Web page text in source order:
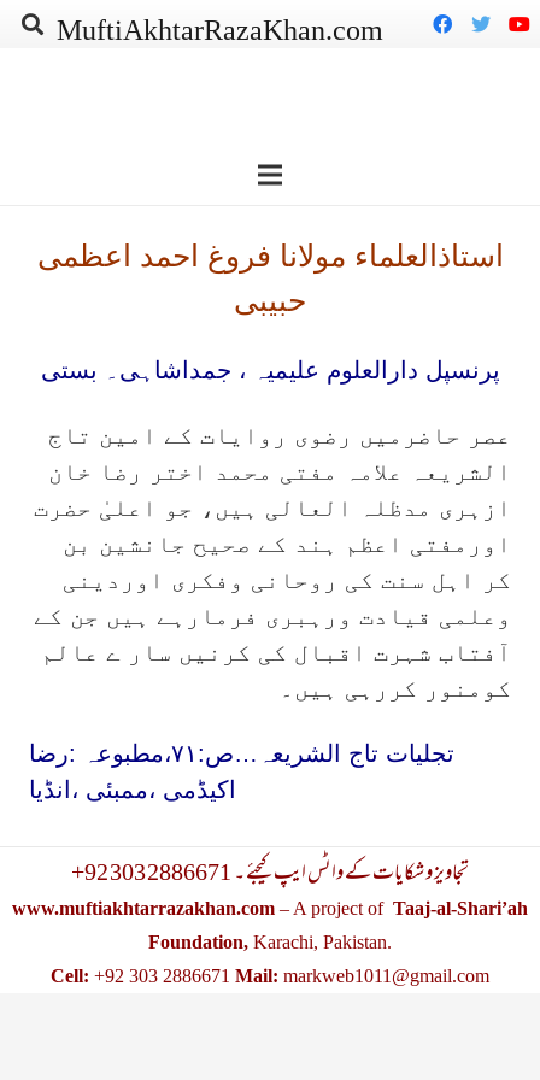
MuftiAkhtarRazaKhan.com
استاذالعلماء مولانا فروغ احمد اعظمی
حبیبی
پرنسپل دارالعلوم علیمیہ ، جمداشاہی۔ بستی
عصر حاضرمیں رضوی روایات کے امین تاج
الشریعہ علامہ مفتی محمد اختر رضا خان
ازہری مدظلہ العالی ہیں، جو اعلیٰ حضرت
اورمفتی اعظم ہند کے صحیح جانشین بن
کر اہل سنت کی روحانی وفکری اوردینی
وعلمی قیادت ورہبری فرمارہے ہیں جن کے
آفتاب شہرت اقبال کی کرنیں سار ے عالم
کومنور کررہی ہیں۔
تجلیات تاج الشریعہ…ص:۷۱،مطبوعہ :رضا
اکیڈمی ،ممبئی ،انڈیا
+92 303 2886671 تجاویز و شکایات کے واٹس ایپ کیجئے ۔
www.muftiakhtarrazakhan.com – A project of Taaj-al-Shari’ah
Foundation, Karachi, Pakistan.
Cell: +92 303 2886671 Mail: markweb1011@gmail.com